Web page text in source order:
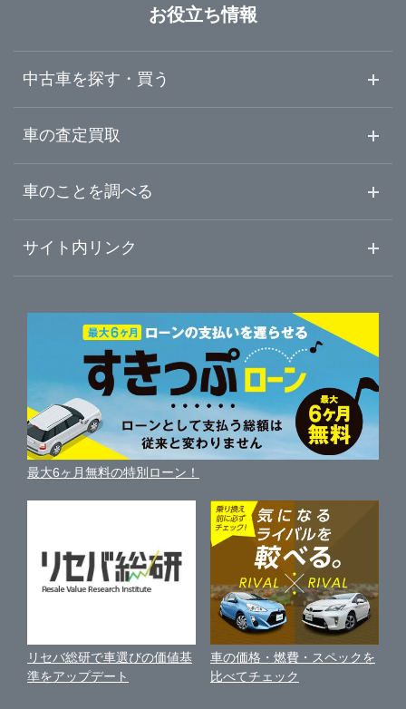
ガリバー練馬目白通り店
ガリバー練馬出張査定センター
ガリバー環七加平店
ガリバー環七西新井店
ガリバー蔵前橋通り新小岩店
ガリバー葛飾出張査定センター
ガリバー八王子みなみ野店
ガリバー三鷹店
葛飾区
江戸川区
八王子市
三鷹市
東大和市
あきる野市
西東京市
千葉県
東京都
神奈川県
お役立ち情報
中古車を探す・買う
中古車情報・中古車検索
初めての中古車購入ガイド
中古車人気ランキング
自動車ローンを調べる
ガリバーの自動車ローン
車買い替えの基礎知識
近くのお店で車を探す
車の査定買取
車査定・車買取ならガリバー
ガリバーの査定が選ばれる理由
車を売る時よくある質問
便利な査定サービス
中古車買取相場（毎月更新）
車の個人売買ガイド
車のことを調べる
車初心者まとめ
新車・中古車カタログ
車の燃費を調べる
車種別クチコミ
車比較サイト
サイト内リンク
サイトマップ
サイトの使用条件
利用規約
保険代理店業務に関する基本方針
古物営業法に基づく表示
お客様の声
最大6ヶ月無料の特別ローン！
リセバ総研で車選びの価値基
準をアップデート
車の価格・燃費・スペックを
比べてチェック